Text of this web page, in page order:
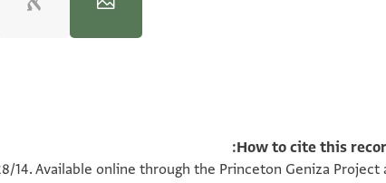
100%
How to cite this
14. Available online through the Princeton Geniza Project